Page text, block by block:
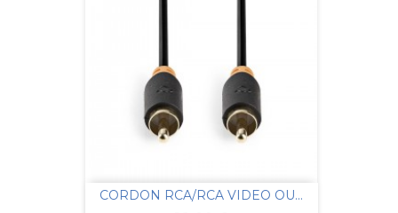
CORDON RCA/RCA VIDEO OU...